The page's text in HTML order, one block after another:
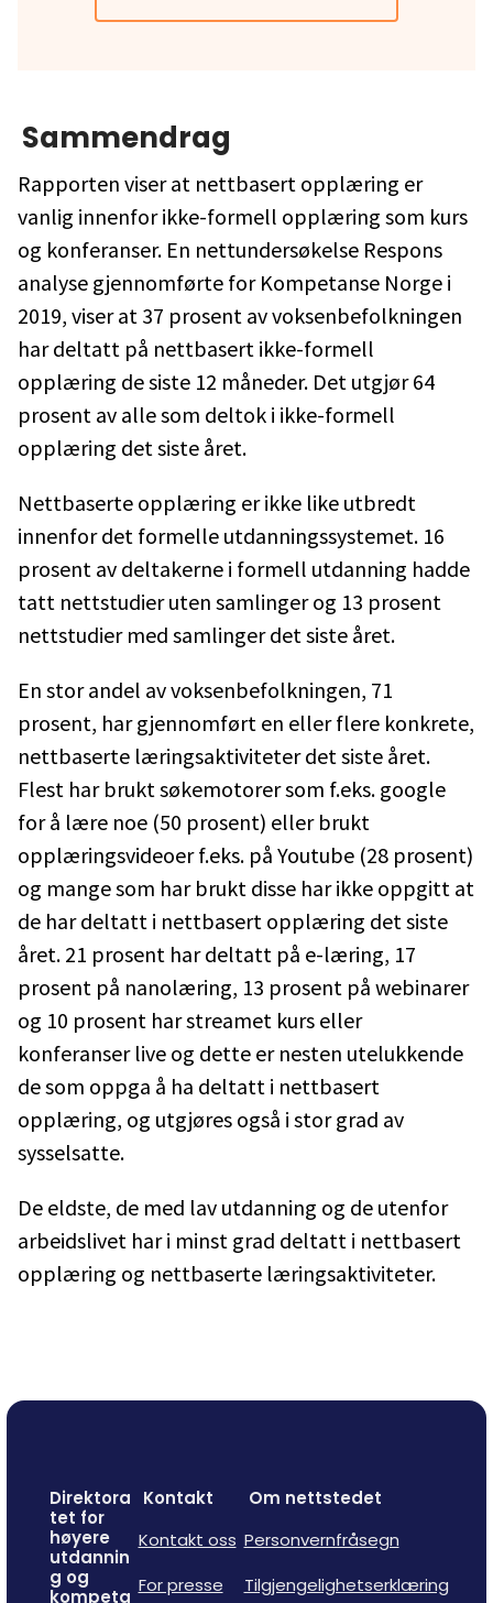
Sammendrag
Rapporten viser at nettbasert opplæring er
vanlig innenfor ikke-formell opplæring som kurs
og konferanser. En nettundersøkelse Respons
analyse gjennomførte for Kompetanse Norge i
2019, viser at 37 prosent av voksenbefolkningen
har deltatt på nettbasert ikke-formell
opplæring de siste 12 måneder. Det utgjør 64
prosent av alle som deltok i ikke-formell
opplæring det siste året.
Nettbaserte opplæring er ikke like utbredt
innenfor det formelle utdanningssystemet. 16
prosent av deltakerne i formell utdanning hadde
tatt nettstudier uten samlinger og 13 prosent
nettstudier med samlinger det siste året.
En stor andel av voksenbefolkningen, 71
prosent, har gjennomført en eller flere konkrete,
nettbaserte læringsaktiviteter det siste året.
Flest har brukt søkemotorer som f.eks. google
for å lære noe (50 prosent) eller brukt
opplæringsvideoer f.eks. på Youtube (28 prosent)
og mange som har brukt disse har ikke oppgitt at
de har deltatt i nettbasert opplæring det siste
året. 21 prosent har deltatt på e-læring, 17
prosent på nanolæring, 13 prosent på webinarer
og 10 prosent har streamet kurs eller
konferanser live og dette er nesten utelukkende
de som oppga å ha deltatt i nettbasert
opplæring, og utgjøres også i stor grad av
sysselsatte.
De eldste, de med lav utdanning og de utenfor
arbeidslivet har i minst grad deltatt i nettbasert
opplæring og nettbaserte læringsaktiviteter.
Direktora
tet for
høyere
utdannin
g og
kompeta
Kontakt
Kontakt oss
For presse
Om nettstedet
Personvernfråsegn
Tilgjengelighetserklæring